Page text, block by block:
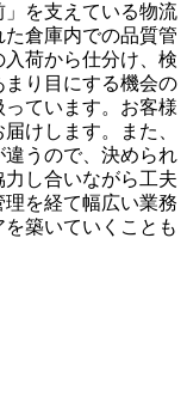
を支えている物流
倉庫内での品質管
荷から仕分け、検
り目にする機会の
ています。お客様
けします。また、
うので、決められ
し合いながら工夫
を経て幅広い業務
築いていくことも